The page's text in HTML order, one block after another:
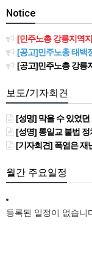
Notice
[민주노총 강릉지역지부]
[공고]민주노총 태백정
[공고]민주노총 강릉지
보도/기자회견
[성명] 막을 수 있었던 죽음, HL만도가
[성명] 통일교 불법 정
[기자회견] 폭염은 재난이다! 폭염으로
월간 주요일정
등록된 일정이 없습니